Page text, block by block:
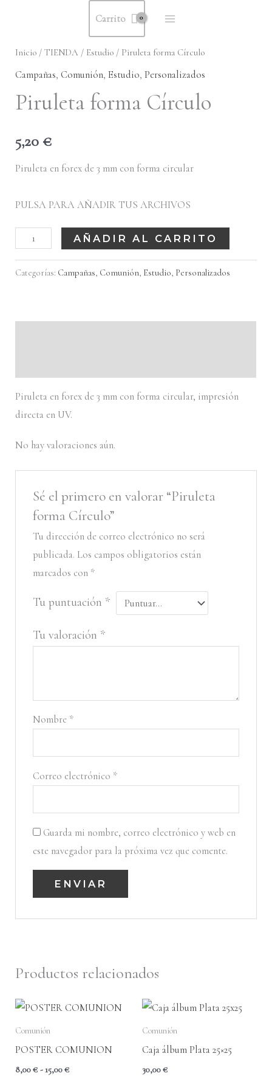
Carrito
Inicio /TIENDA / Estudio / Piruleta forma Círculo
Campañas, Comunión,Estudio,Personalizados
Piruleta forma Círculo
5,20 €
Piruleta en forex de 3 mm con forma circular
PULSA PARA AÑADIR TUS ARCHIVOS
Piruleta
Círculo
AÑADIR AL CARRITO
Categorías: Campañas, Comunión, Estudio, Personalizados
Piruleta en forex de 3 mm con forma circular, impresión
directa en UV.
No hay valoraciones aún.
Sé el primero en valorar “Piruleta
forma Círculo”
Tu dirección de correo electrónico no será
publicada. Los campos obligatorios están
marcados con *
Tu puntuación *
Tu valoración *
Nombre *
Correo electrónico *
Guarda mi nombre, correo electrónico y web en
este navegador para la próxima vez que comente.
Productos relacionados
Comunión
POSTER COMUNION
8,00€ -15,00€
Comunión
Caja álbum Plata 25×25
30,00€